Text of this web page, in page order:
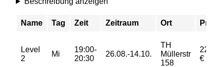
Name Tag Zeit Zeitraum Ort Preis
Level
2
Mi
19:00-
20:30
26.08.-14.10.
TH
Müllerstr
158
22,00
€